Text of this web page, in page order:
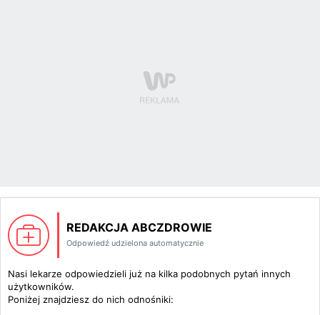
REDAKCJA ABCZDROWIE
Odpowiedź udzielona automatycznie
Nasi lekarze odpowiedzieli już na kilka podobnych pytań innych
użytkowników.
Poniżej znajdziesz do nich odnośniki: